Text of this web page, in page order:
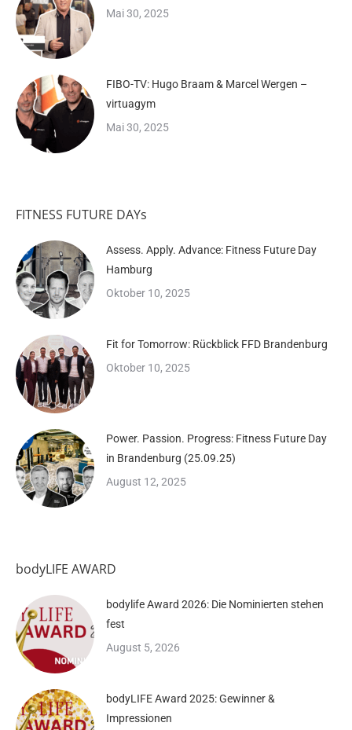
Mai 30, 2025
FIBO-TV: Hugo Braam & Marcel Wergen –
virtuagym
Mai 30, 2025
FITNESS FUTURE DAYs
Assess. Apply. Advance: Fitness Future Day
Hamburg
Oktober 10, 2025
Fit for Tomorrow: Rückblick FFD Brandenburg
Oktober 10, 2025
Power. Passion. Progress: Fitness Future Day
in Brandenburg (25.09.25)
August 12, 2025
bodyLIFE AWARD
bodylife Award 2026: Die Nominierten stehen
fest
August 5, 2026
bodyLIFE Award 2025: Gewinner &
Impressionen